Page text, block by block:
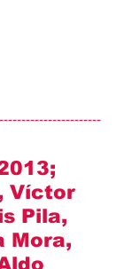
Víctor
Pila,
Mora,